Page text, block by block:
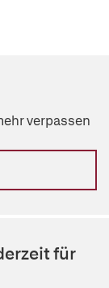
verpassen
für